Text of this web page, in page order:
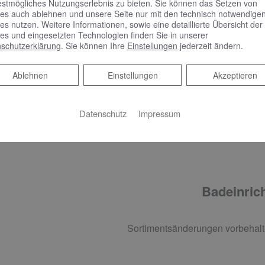
VIGOUR AI Betätigungsplatte für 2-Mengen-Spültechnik,
COSMO Wien Bad- und Designheizkörper, 175,3 x 60 cm,
Sortimentsänderungen
Nutzungserlebnis zu bieten. Sie können das Setzen von
auch ablehnen und unsere Seite nur mit den technisch notwendigen
nutzen. Weitere Informationen, sowie eine detaillierte Übersicht der
und eingesetzten Technologien finden Sie in unserer
. Sie können Ihre Einstellungen jederzeit ändern.
Akzeptieren
Einstellungen
Ablehnen
Ablehnen
Datenschutz Impressum